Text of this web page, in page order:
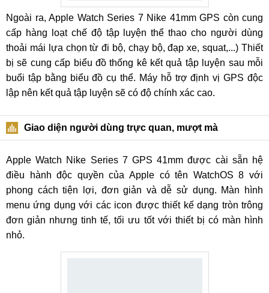
Ngoài ra, Apple Watch Series 7 Nike 41mm GPS còn cung
cấp hàng loạt chế độ tập luyện thể thao cho người dùng
thoải mái lựa chọn từ đi bộ, chạy bộ, đạp xe, squat,...) Thiết
bị sẽ cung cấp biểu đồ thống kê kết quả tập luyện sau mỗi
buổi tập bằng biểu đồ cụ thể. Máy hỗ trợ định vị GPS độc
lập nên kết quả tập luyện sẽ có độ chính xác cao.
Giao diện người dùng trực quan, mượt mà
Apple Watch Nike Series 7 GPS 41mm được cài sẵn hệ
điều hành độc quyền của Apple có tên WatchOS 8 với
phong cách tiện lợi, đơn giản và dễ sử dụng. Màn hình
menu ứng dụng với các icon được thiết kế dạng tròn trông
đơn giản nhưng tinh tế, tối ưu tốt với thiết bị có màn hình
nhỏ.